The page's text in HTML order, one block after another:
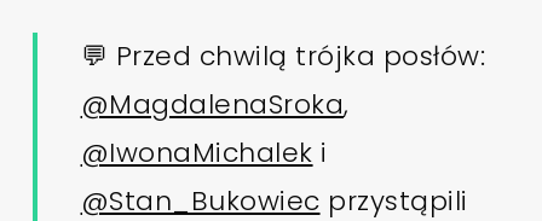
💬 Przed chwilą trójka posłów:
@MagdalenaSroka,
@IwonaMichalek i
@Stan_Bukowiec przystąpili